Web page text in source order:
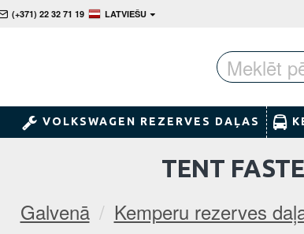
(+371) 22 32 71 19 LATVIEŠU
VOLKSWAGEN REZERVES DAĻAS
Galvenā Kemperu rezerves
TENT